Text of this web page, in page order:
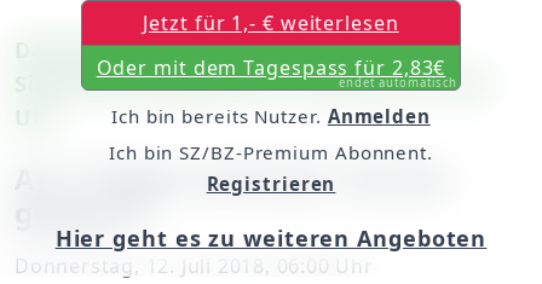
Darmsheim: Überprüfung der
Sicherheitsprogramme / Jeweils ab 14.30
Uhr
An 2 Tagen wird der Tunnel
Donnerstag, 12. Juli 2018, 06:00 Uhr
Jetzt für 1,- € weiterlesen
Oder mit dem Tagespass für 2,83€
endet automatisch
Ich bin bereits Nutzer. Anmelden
Ich bin SZ/BZ-Premium Abonnent.
Registrieren
Hier geht es zu weiteren Angeboten